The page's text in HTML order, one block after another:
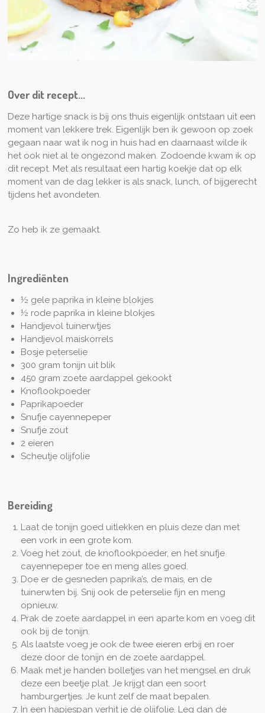
Over dit recept...
Deze hartige snack is bij ons thuis eigenlijk ontstaan uit een
moment van lekkere trek. Eigenlijk ben ik gewoon op zoek
gegaan naar wat ik nog in huis had en daarnaast wilde ik
het ook niet al te ongezond maken. Zodoende kwam ik op
dit recept. Met als resultaat een hartig koekje dat op elk
moment van de dag lekker is als snack, lunch, of bijgerecht
tijdens het avondeten.
Zo heb ik ze gemaakt.
Ingrediënten
½ gele paprika in kleine blokjes
½ rode paprika in kleine blokjes
Handjevol tuinerwtjes
Handjevol maiskorrels
Bosje peterselie
300 gram tonijn uit blik
450 gram zoete aardappel gekookt
Knoflookpoeder
Paprikapoeder
Snufje cayennepeper
Snufje zout
2 eieren
Scheutje olijfolie
Bereiding
Laat de tonijn goed uitlekken en pluis deze dan met
een vork in een grote kom.
Voeg het zout, de knoflookpoeder, en het snufje
cayennepeper toe en meng alles goed.
Doe er de gesneden paprika’s, de mais, en de
tuinerwten bij. Snij ook de peterselie fijn en meng
opnieuw.
Prak de zoete aardappel in een aparte kom en voeg dit
ook bij de tonijn.
Als laatste voeg je ook de twee eieren erbij en roer
deze door de tonijn en de zoete aardappel.
Maak met je handen bolletjes van het mengsel en druk
deze een beetje plat. Je krijgt dan een soort
hamburgertjes. Je kunt zelf de maat bepalen.
In een hapjespan verhit je de olijfolie. Leg dan de